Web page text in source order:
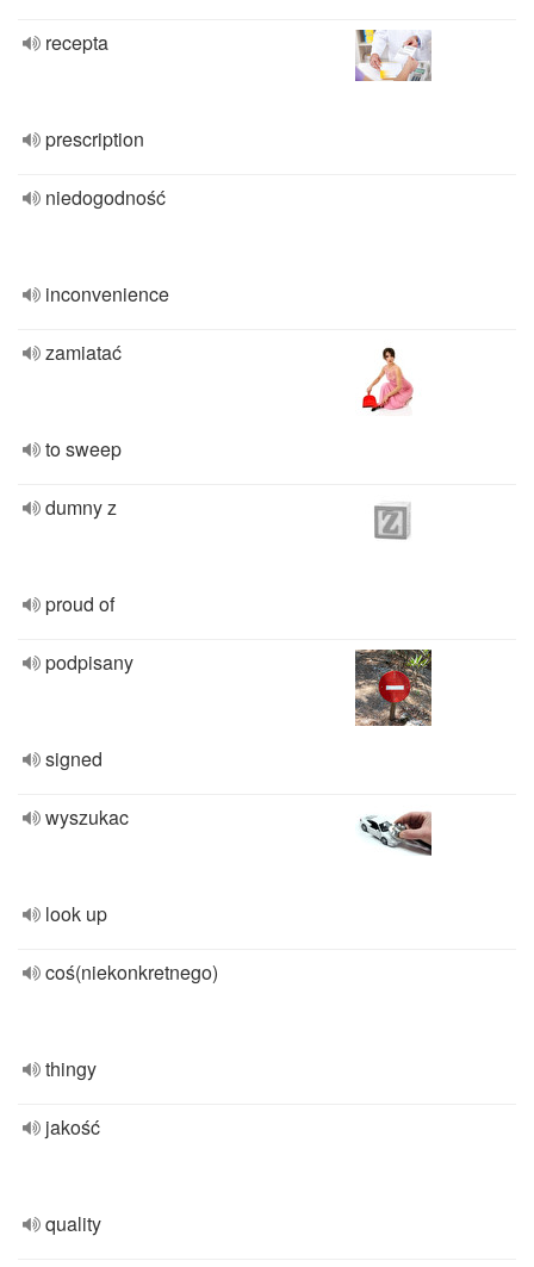
recepta
prescription
niedogodność
inconvenience
zamiatać
to sweep
dumny z
proud of
podpisany
signed
wyszukac
look up
coś(niekonkretnego)
thingy
jakość
quality